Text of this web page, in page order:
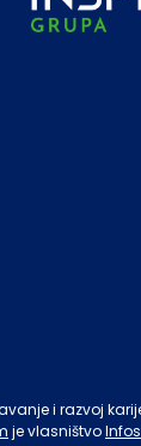
i razvoj
je vlasništvo